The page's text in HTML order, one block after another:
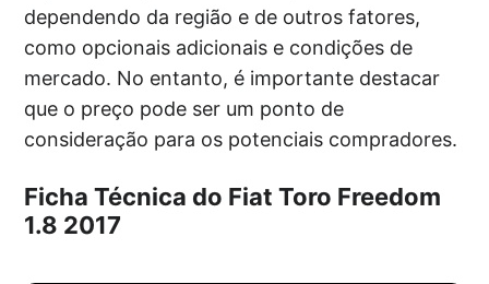
dependendo da região e de outros fatores,
como opcionais adicionais e condições de
mercado. No entanto, é importante destacar
que o preço pode ser um ponto de
consideração para os potenciais compradores.
Ficha Técnica do Fiat Toro Freedom
1.8 2017